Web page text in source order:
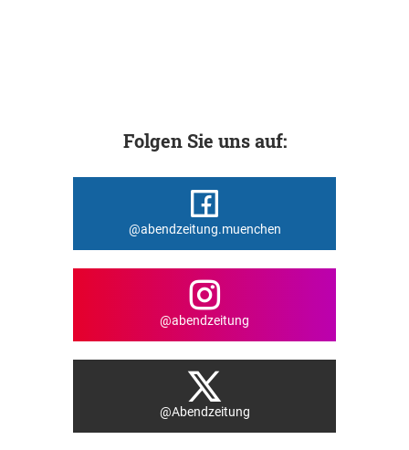
Folgen Sie uns auf:
@abendzeitung.muenchen
@abendzeitung
@Abendzeitung